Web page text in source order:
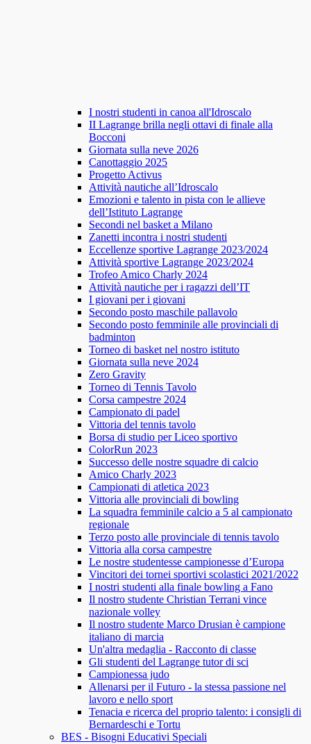
I nostri studenti in canoa all'Idroscalo
II Lagrange brilla negli ottavi di finale alla
Bocconi
Giornata sulla neve 2026
Canottaggio 2025
Progetto Activus
Attività nautiche all’Idroscalo
Emozioni e talento in pista con le allieve
dell’Istituto Lagrange
Secondi nel basket a Milano
Zanetti incontra i nostri studenti
Eccellenze sportive Lagrange 2023/2024
Attività sportive Lagrange 2023/2024
Trofeo Amico Charly 2024
Attività nautiche per i ragazzi dell’IT
I giovani per i giovani
Secondo posto maschile pallavolo
Secondo posto femminile alle provinciali di
badminton
Torneo di basket nel nostro istituto
Giornata sulla neve 2024
Zero Gravity
Torneo di Tennis Tavolo
Corsa campestre 2024
Campionato di padel
Vittoria del tennis tavolo
Borsa di studio per Liceo sportivo
ColorRun 2023
Successo delle nostre squadre di calcio
Amico Charly 2023
Campionati di atletica 2023
Vittoria alle provinciali di bowling
La squadra femminile calcio a 5 al campionato
regionale
Terzo posto alle provinciale di tennis tavolo
Vittoria alla corsa campestre
Le nostre studentesse campionesse d’Europa
Vincitori dei tornei sportivi scolastici 2021/2022
I nostri studenti alla finale bowling a Fano
Il nostro studente Christian Terrani vince
nazionale volley
Il nostro studente Marco Drusian è campione
italiano di marcia
Un'altra medaglia - Racconto di classe
Gli studenti del Lagrange tutor di sci
Campionessa judo
Allenarsi per il Futuro - la stessa passione nel
lavoro e nello sport
Tenacia e ricerca del proprio talento: i consigli di
Bernardeschi e Tortu
BES - Bisogni Educativi Speciali